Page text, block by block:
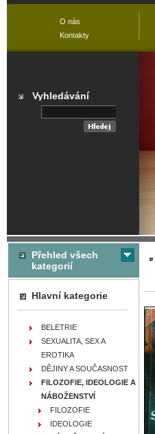
Přehled všech
kategorií
Hlavní kategorie
BELETRIE
SEXUALITA, SEX A
EROTIKA
DĚJINY A SOUČASNOST
FILOZOFIE, IDEOLOGIE A
NÁBOŽENSTVÍ
FILOZOFIE
IDEOLOGIE
O nás
Kontakty
Vyhledávání